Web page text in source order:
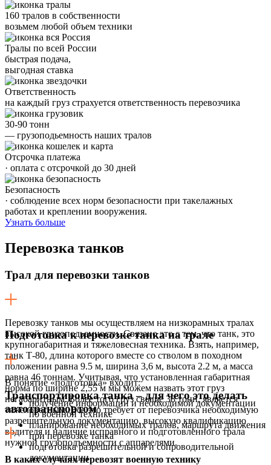
160 тралов в собственности
возьмем любой объем техники
Тралы по всей России
быстрая подача,
выгодная ставка
Ответственность
на каждый груз страхуется ответственность перевозчика
30-90 тонн
— грузоподьемность наших тралов
Отсрочка платежа
· оплата с отсрочкой до 30 дней
Безопасность
· соблюдение всех норм безопасности при такелажных
работах и креплении вооружения.
Узнать больше
Перевозка танков
Трал для перевозки танков
Перевозку танков мы осуществляем на низкорамных тралах
высокой грузоподьемности. Связано это с тем, что танк, это
крупногабаритная и тяжеловесная техника. Взять, например,
танк Т-80, длина которого вместе со стволом в походном
положении равна 9.5 м, ширина 3,6 м, высота 2.2 м, а масса
равна 46 тоннам. Учитывая, что установленная габаритная
норма по ширине 2,55 м мы можем назвать этот груз
негабаритным. Более того груз свыше 38 тонн, является
тяжеловесным. Все это требует от перевозчика необходимую
разрешительную документацию, высокую квалификацию
водителя и наличие исправного и подготовленного трала
нужной грузоподъемности с аппарелями.
Подготовка к перевозке танка на трале
В понятие «подготовка» входит:
получение информации и необходимой документации
по военной технике
планирование необходимых тралов, маршрута движения
при перевозке танка
подготовка разрешительной и сопроводительной
документации
Транспортировка танка – для чего это делать
автотранспортом
В каких случаях перевозят военную технику